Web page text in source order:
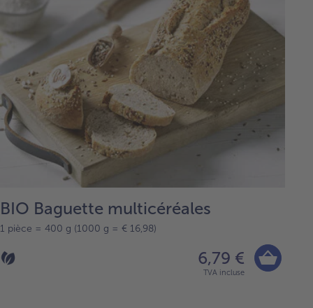
BIO Baguette multicéréales
1 pièce = 400 g (1000 g = € 16,98)
6,79 €
TVA incluse